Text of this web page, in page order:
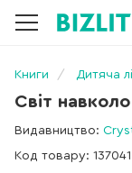
Книги Дитяча
Світ
Видавництво:
Код товару: 137041